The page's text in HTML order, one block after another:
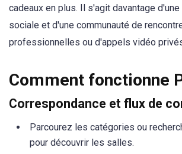
cadeaux en plus. Il s'agit davantage
sociale et d'une communauté de
professionnelles ou d'appels vidéo
Comment fonctionne
Correspondance et flux de
Parcourez les catégories ou
pour découvrir les salles.